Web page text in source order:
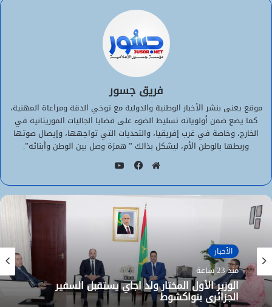
فريق جسور
موقع يعنى بنشر الأخبار الوطنية والدولية مع توخي الدقة ومراعاة المهنية،
كما يضع ضمن أولوياته تسليط الضوء على قضايا الجاليات الموريتانية في
الخارج، وخاصة في غرب إفريقيا، والتحديات التي تواجهها، وإيصال صوتها
وربطها بالوطن الأم، ليشكل بذالك ” همزة وصل بين الوطن وأبنائه”.
الويب
الأخبار
منذ 23 ساعة
الوزير الأول المختار ولد اجاي يستقبل السفير
الجزائري بنواكشوط